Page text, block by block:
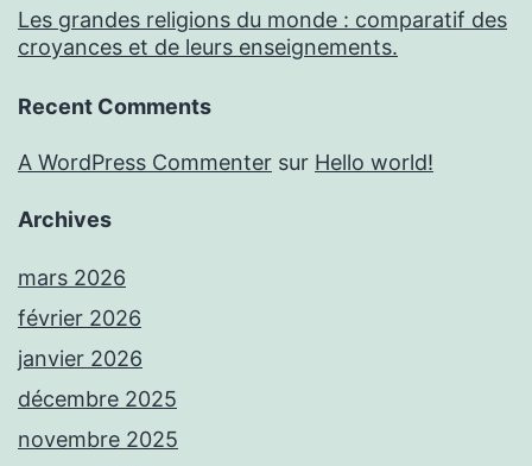
Les grandes religions du monde : comparatif des
croyances et de leurs enseignements.
Recent Comments
A WordPress Commenter sur Hello world!
Archives
mars 2026
février 2026
janvier 2026
décembre 2025
novembre 2025